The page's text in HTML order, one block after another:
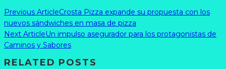
Previous ArticleCrosta Pizza expande su propuesta con los
nuevos sándwiches en masa de pizza
Next ArticleUn impulso asegurador para los protagonistas de
Caminos y Sabores
RELATED POSTS